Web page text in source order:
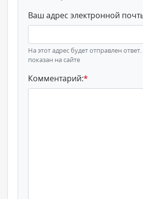
Ваш адрес электронной
На этот адрес будет отправлен
показан на сайте
Комментарий:*